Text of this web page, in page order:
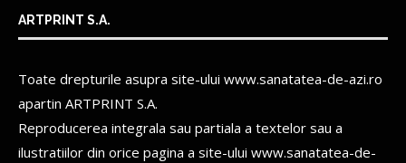
ARTPRINT S.A.
Toate drepturile asupra site-ului www.sanatatea-de-azi.ro
apartin ARTPRINT S.A.
Reproducerea integrala sau partiala a textelor sau a
ilustratiilor din orice pagina a site-ului www.sanatatea-de-